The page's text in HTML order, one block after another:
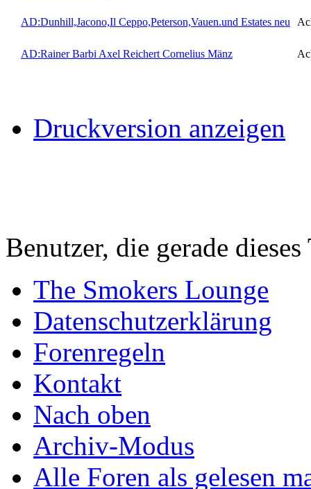
AD:Dunhill,Jacono,Il Ceppo,Peterson,Vauen.und Estates neu
AD:Rainer Barbi Axel Reichert Cornelius Mänz
Druckversion anzeigen
Benutzer, die gerade
The Smokers Lounge
Datenschutzerklärung
Forenregeln
Kontakt
Nach oben
Archiv-Modus
Alle Foren als gelesen